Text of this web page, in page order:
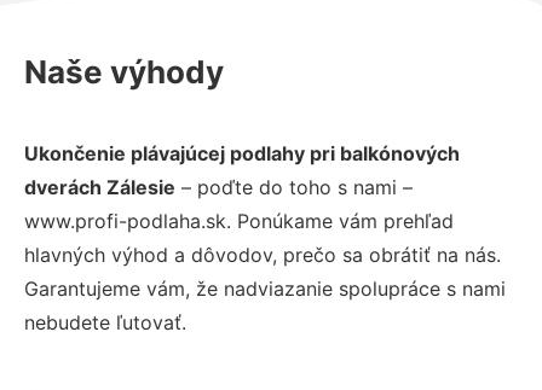
Naše výhody
Ukončenie plávajúcej podlahy pri balkónových
dverách Zálesie – poďte do toho s nami –
www.profi-podlaha.sk. Ponúkame vám prehľad
hlavných výhod a dôvodov, prečo sa obrátiť na nás.
Garantujeme vám, že nadviazanie spolupráce s nami
nebudete ľutovať.